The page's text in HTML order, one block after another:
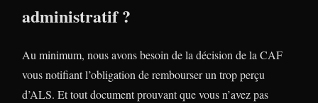
administratif ?
Au minimum, nous avons besoin de la décision de la CAF
vous notifiant l’obligation de rembourser un trop perçu
d’ALS. Et tout document prouvant que vous n’avez pas